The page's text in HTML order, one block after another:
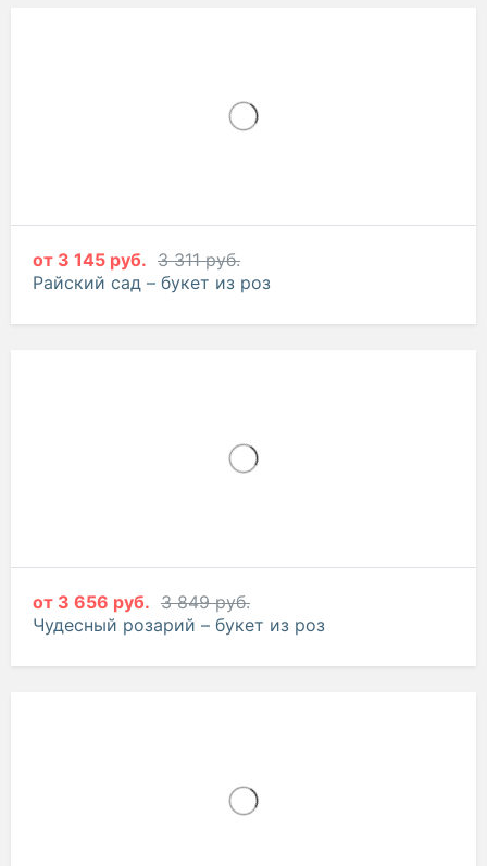
от 3 145 руб. 3 311 руб.
Райский сад – букет из роз